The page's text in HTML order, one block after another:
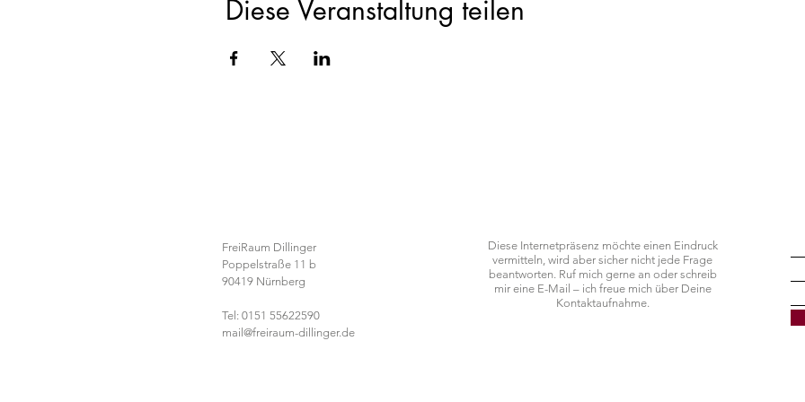
Diese Veranstaltung teilen
FreiRaum Dillinger
Poppelstraße 11 b
90419 Nürnberg
Tel: 0151 55622590
mail@freiraum-dillinger.de
Diese Internetpräsenz möchte einen Eindruck
vermitteln, wird aber sicher nicht jede Frage
beantworten.Ruf mich gerne an oder schreib
mir eine E-Mail – ich freue mich über Deine
Kontaktaufnahme.